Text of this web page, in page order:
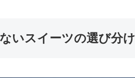
いスイーツの選び分け